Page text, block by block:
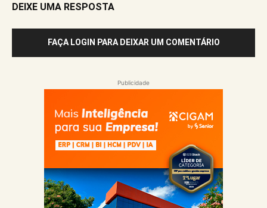
DEIXE UMA RESPOSTA
FAÇA LOGIN PARA DEIXAR UM COMENTÁRIO
Publicidade